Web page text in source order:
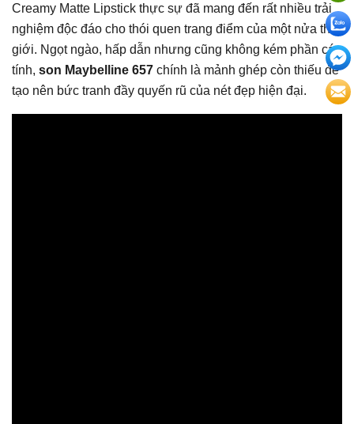
Creamy Matte Lipstick thực sự đã mang đến rất nhiều trải
nghiệm độc đáo cho thói quen trang điểm của một nửa thế
giới. Ngọt ngào, hấp dẫn nhưng cũng không kém phần cá
tính, son Maybelline 657 chính là mảnh ghép còn thiếu để
tạo nên bức tranh đầy quyến rũ của nét đẹp hiện đại.